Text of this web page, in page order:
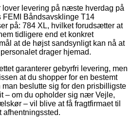
lover levering på næste hverdag på
FEMI Båndsavsklinge T14
på: 784 XL, hvilket forudsætter at
tidligere end et konkret
at de højst sandsynligt kan nå at
drager hjemad.
garanterer gebyrfri levering, men
at du shopper for en bestemt
beslutte sig for den prisbilligste
– om du opholder sig nær Vejle,
– vil blive at få fragtfirmaet til
afhentningssted.